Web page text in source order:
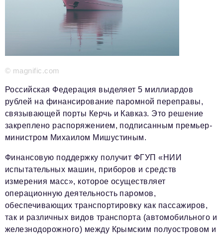
Красота и здоровье
Недвижимость
Мнение
Технологии
Политика
Транспорт
Ритейл
Телеком
© magnific.com
Российская Федерация выделяет 5 миллиардов
рублей на финансирование паромной переправы,
связывающей порты Керчь и Кавказ. Это решение
закреплено распоряжением, подписанным премьер-
министром Михаилом Мишустиным.
Финансовую поддержку получит ФГУП «НИИ
испытательных машин, приборов и средств
измерения масс», которое осуществляет
операционную деятельность паромов,
обеспечивающих транспортировку как пассажиров,
так и различных видов транспорта (автомобильного и
железнодорожного) между Крымским полуостровом и